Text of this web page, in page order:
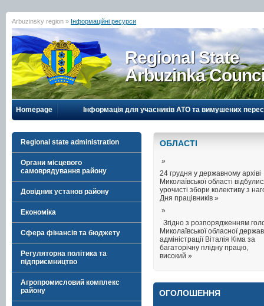
Arbuzinsky region » Інформаційні ресурси
Regional State
Arbuzinka
Homepage Інформація для учасників АТО та вимушених
Regional state administration
Органи місцевого
самоврядування району
Довідник установ району
Економіка
Сфера фінансів та бюджету
Регуляторна політика та
підприємництво
Агропромисловий комплекс
району
ОБЛАСТI
»
24 грудня у державному архіві
Миколаївської області
урочисті збори колективу з
Дня працівників »
»
Згідно з розпорядженням
Миколаївської обласної
адміністрації Віталія Кіма за
багаторічну плідну працю,
високий »
ОГОЛОШЕННЯ